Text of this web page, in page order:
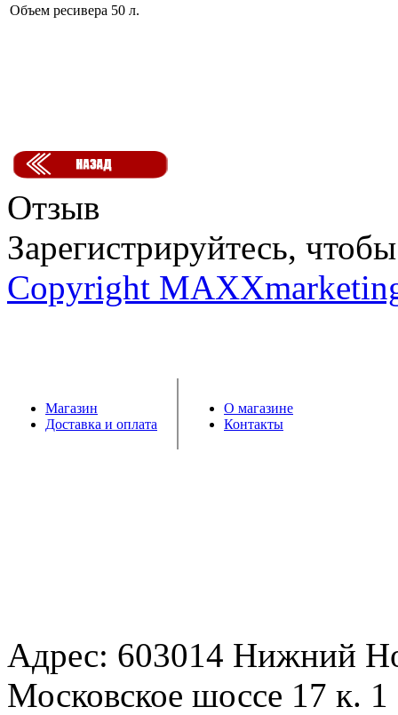
Объем ресивера 50 л.
Отзыв
Зарегистрируйтесь,
Copyright
Магазин
Доставка и оплата
О магазине
Контакты
Адрес: 603014 Нижний
Московское шоссе 17 к.